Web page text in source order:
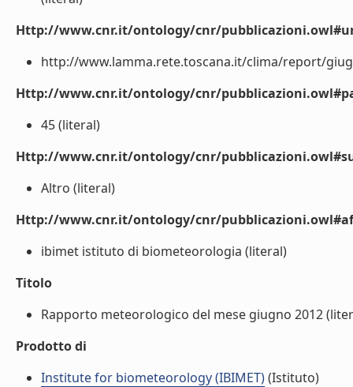
Http://www.cnr.it/ontology/cnr/
http://www.lamma.rete.toscana.it/clima/report/
Http://www.cnr.it/ontology/cnr/
45 (literal)
Http://www.cnr.it/ontology/cnr/
Altro (literal)
Http://www.cnr.it/ontology/cnr/
ibimet istituto di biometeorologia (literal)
Titolo
Rapporto meteorologico del mese giugno 2012
Prodotto di
Institute for biometeorology (IBIMET)(Istituto)